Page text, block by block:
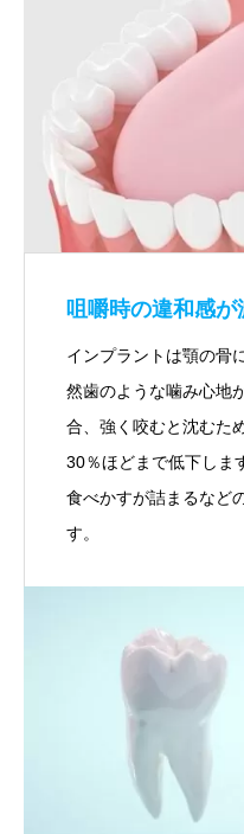
咀嚼時の違和感が
インプラントは顎の骨
然歯のような噛み心地
合、強く咬むと沈むた
30％ほどまで低下しま
食べかすが詰まるなど
す。